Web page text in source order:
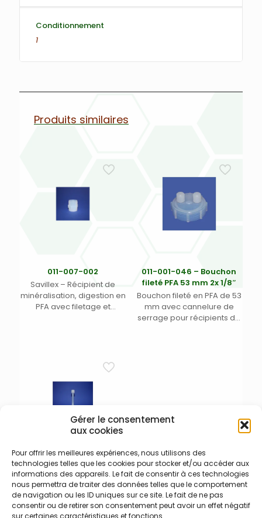
Gérer le consentement
aux cookies
Pour offrir les meilleures expériences, nous utilisons des
technologies telles que les cookies pour stocker et/ou accéder aux
informations des appareils. Le fait de consentir à ces technologies
nous permettra de traiter des données telles que le comportement
de navigation ou les ID uniques sur ce site. Le fait de ne pas
consentir ou de retirer son consentement peut avoir un effet négatif
sur certaines caractéristiques et fonctions.
Conditionnement
1
Produits similaires
011-007-002
Savillex – Récipient de
minéralisation, digestion en
PFA avec filetage et
choisi) – Intérieur conique –
Extérieur effilé. Bouchon
avec cannelures de
serrage de 58 mm livré
séparément. (1)
011-001-046 – Bouchon
fileté PFA 53 mm 2x 1/8″
Bouchon fileté en PFA de 53
mm avec cannelure de
serrage pour récipients de
011-009-002
Fioles jaugées en PFA 25 ml
CLASS A avec bouchon
vissable (1)